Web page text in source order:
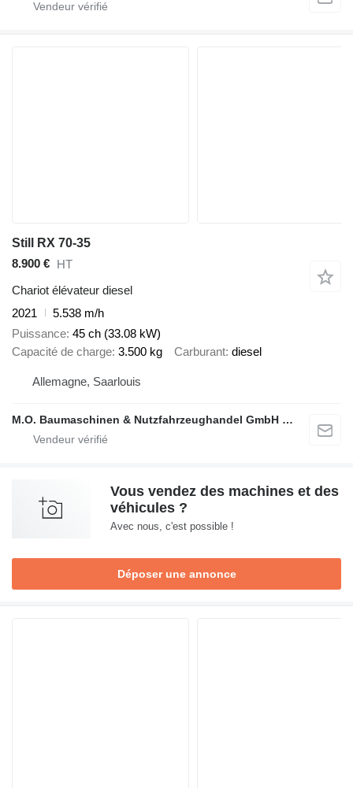
Still RX 70-35
8.900 € HT
Chariot élévateur diesel
2021
5.538 m/h
Puissance 45 ch (33.08 kW)
Capacité de charge 3.500 kg Carburant diesel
Allemagne, Saarlouis
M.O. Baumaschinen & Nutzfahrzeughandel GmbH & CO.
Vous vendez des machines et des
véhicules ?
Avec nous, c'est possible !
Déposer une annonce